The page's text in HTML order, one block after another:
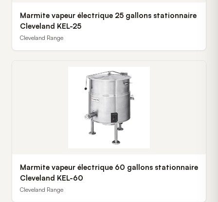
Marmite vapeur électrique 25 gallons stationnaire
Cleveland KEL-25
Cleveland Range
Marmite vapeur électrique 60 gallons stationnaire
Cleveland KEL-60
Cleveland Range